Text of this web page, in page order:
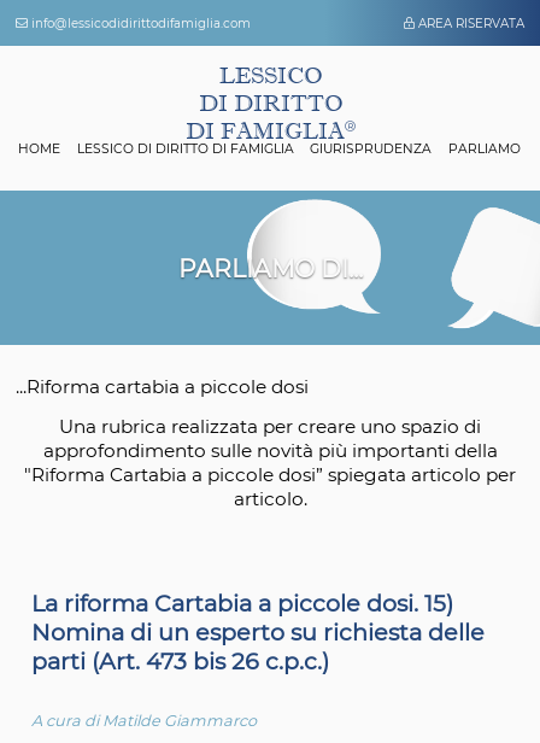
info@lessicodidirittodifamiglia.com AREA
LESSICO
DI DIRITTO
DI FAMIGLIA
PARLIAMO DI...
...Riforma cartabia a piccole dosi
Una rubrica realizzata per creare uno
articolo.
La riforma Cartabia a piccole dosi. 15)